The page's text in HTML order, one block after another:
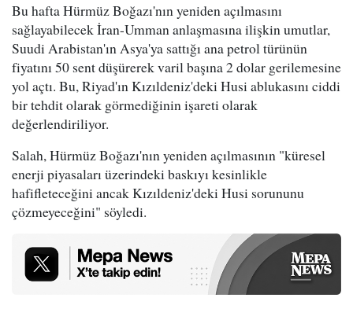
Bu hafta Hürmüz Boğazı'nın yeniden açılmasını
sağlayabilecek İran-Umman anlaşmasına ilişkin umutlar,
Suudi Arabistan'ın Asya'ya sattığı ana petrol türünün
fiyatını 50 sent düşürerek varil başına 2 dolar gerilemesine
yol açtı. Bu, Riyad'ın Kızıldeniz'deki Husi ablukasını ciddi
bir tehdit olarak görmediğinin işareti olarak
değerlendiriliyor.
Salah, Hürmüz Boğazı'nın yeniden açılmasının "küresel
enerji piyasaları üzerindeki baskıyı kesinlikle
hafifleteceğini ancak Kızıldeniz'deki Husi sorununu
çözmeyeceğini" söyledi.